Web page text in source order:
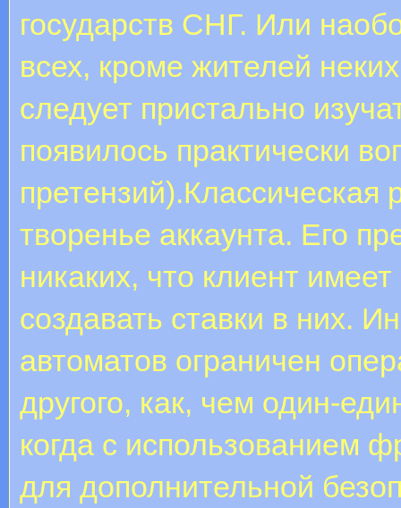
государств СНГ. Или
всех, кроме жителей
следует пристально
появилось практически
претензий).Классическая
творенье аккаунта. Его
никаких, что клиент
создавать ставки в них.
автоматов ограничен
другого, как, чем один-
когда с использованием
для дополнительной